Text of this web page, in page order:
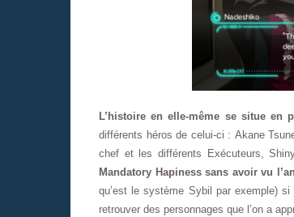
L’histoire en elle-même se situe en
différents héros de celui-ci : Akane
chef et les différents Exécuteurs,
Mandatory Hapiness sans avoir vu
qu’est le système Sybil par exemple)
retrouver des personnages que l’on a